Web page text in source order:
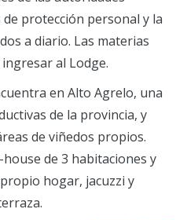
protección personal y la
a diario. Las materias
al Lodge.
en Alto Agrelo, una
de la provincia, y
de viñedos propios.
de 3 habitaciones y
hogar, jacuzzi y